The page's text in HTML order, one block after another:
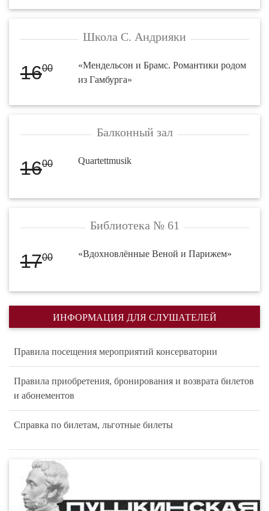
Школа С. Андрияки
1600
«Мендельсон и Брамс. Романтики родом
из Гамбурга»
Балконный зал
1600 Quartettmusik
Библиотека № 61
1700 «Вдохновлённые Веной и Парижем»
ИНФОРМАЦИЯ ДЛЯ СЛУШАТЕЛЕЙ
Правила посещения мероприятий консерватории
Правила приобретения, бронирования и возврата билетов
и абонементов
Справка по билетам, льготные билеты